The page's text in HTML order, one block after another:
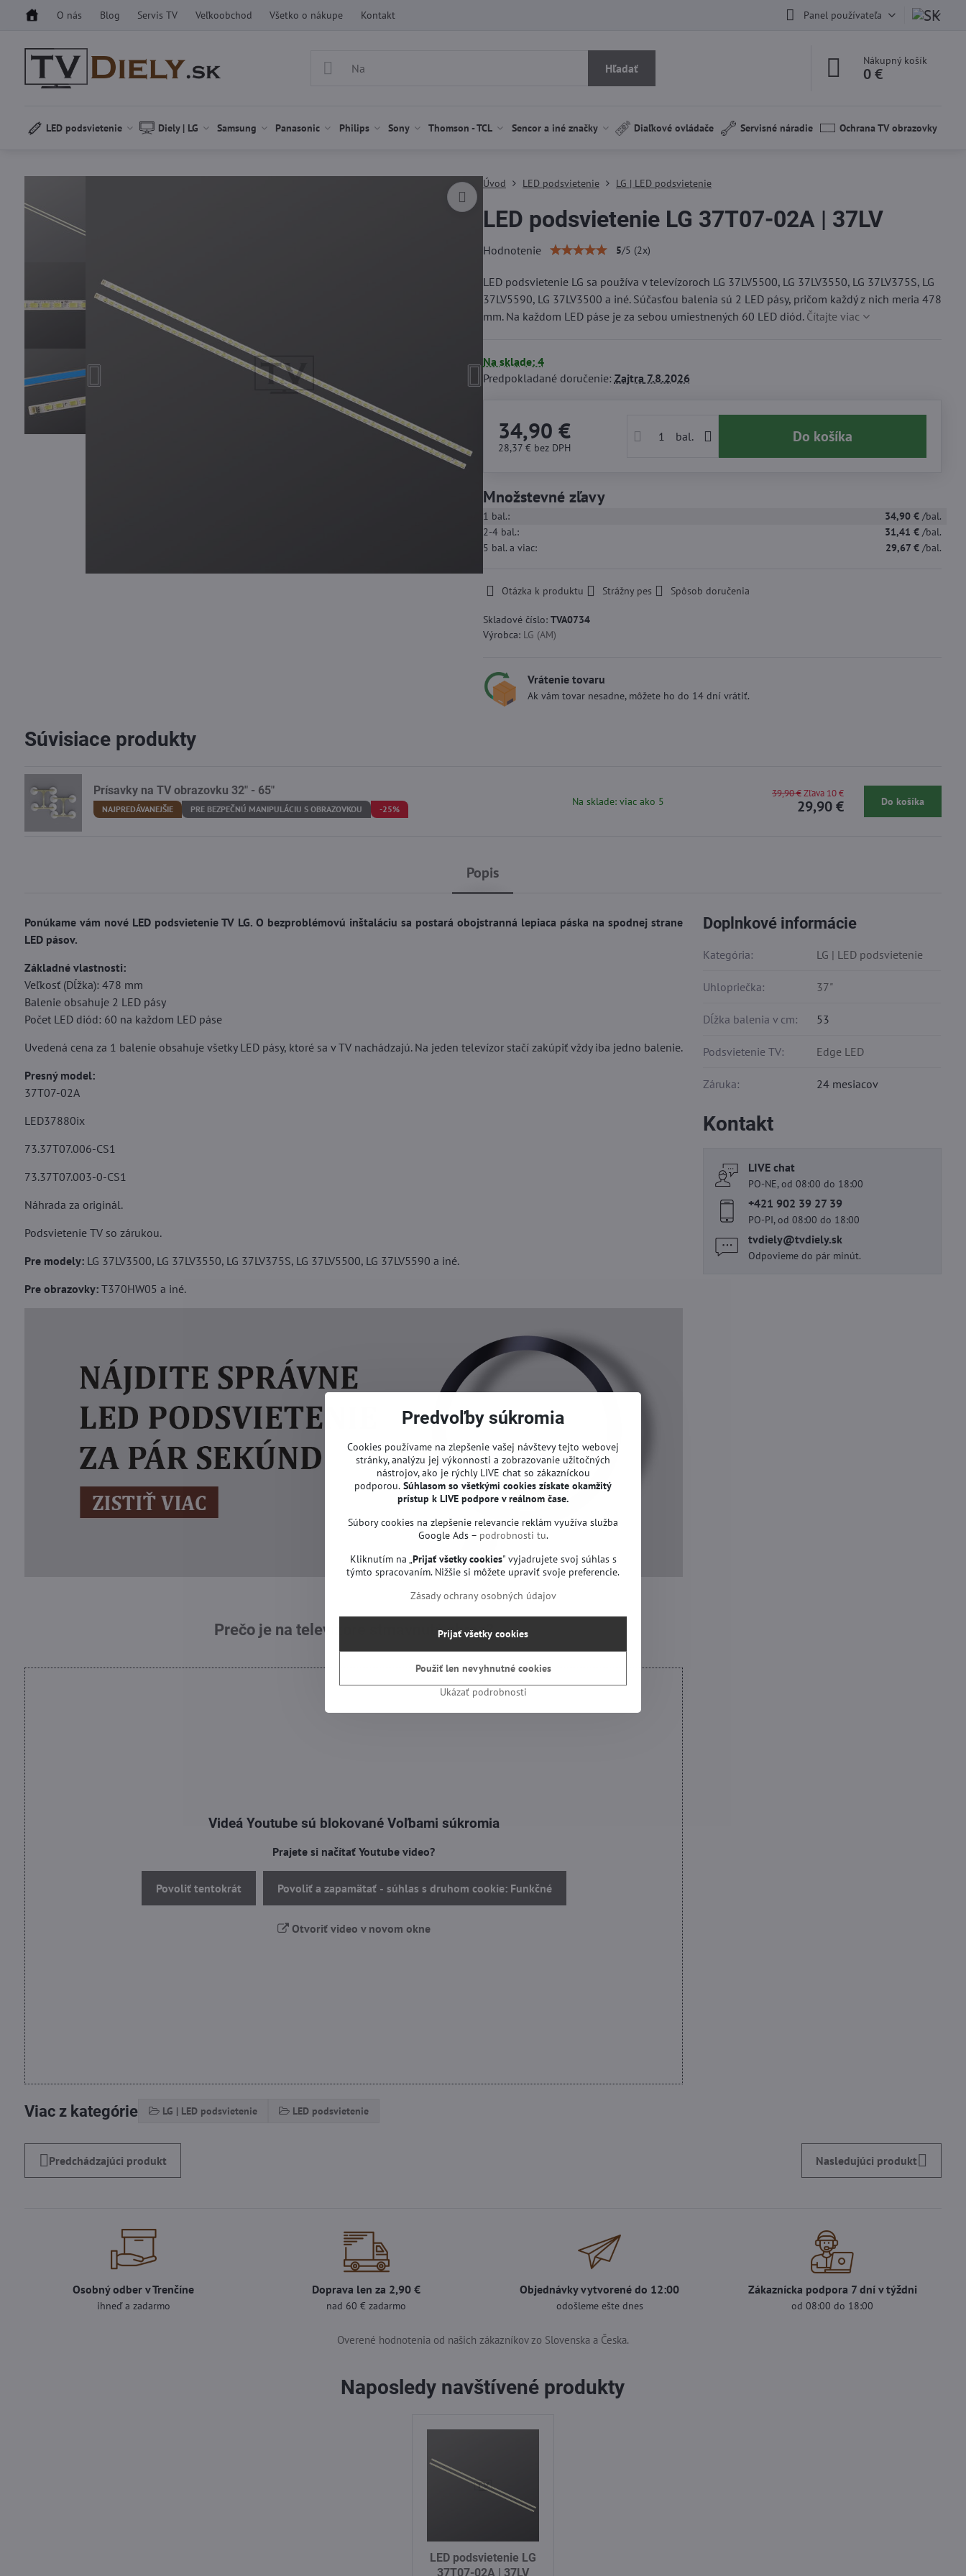
O nás Blog Servis TV Veľkoobchod Všetko o nákupe Kontakt Panel používateľa
Hľadať
Nákupný košík
0 €
LED podsvietenie Diely | LG Samsung Panasonic Philips Sony Thomson - TCL Sencor a iné značky Diaľkové ovládače Servisné náradie Ochrana TV obrazovky
Úvod LED podsvietenie LG | LED podsvietenie
LED podsvietenie LG 37T07-02A | 37LV
Hodnotenie 5/5 (2x)
LED podsvietenie LG sa používa v televízoroch LG 37LV5500, LG 37LV3550, LG 37LV375S, LG
37LV5590, LG 37LV3500 a iné. Súčasťou balenia sú 2 LED pásy, pričom každý z nich meria 478
mm. Na každom LED páse je za sebou umiestnených 60 LED diód. Čítajte viac
Na sklade: 4
Predpokladané doručenie: Zajtra 7.8.2026
34,90 €
28,37 € bez DPH
bal. Do košíka
Množstevné zľavy
1 bal.: 34,90 € /bal.
2-4bal.: 31,41 € /bal.
5 bal.a viac: 29,67 € /bal.
Otázka k produktu Strážny pes Spôsob doručenia
Skladové číslo: TVA0734
Výrobca: LG (AM)
Vrátenie tovaru
Ak vám tovar nesadne, môžete ho do 14 dní vrátiť.
Popis
Ponúkame vám nové LED podsvietenie TV LG. O bezproblémovú inštaláciu sa postará obojstranná lepiaca páska na spodnej strane
LED pásov.
Základné vlastnosti:
Veľkosť (Dĺžka): 478 mm
Balenie obsahuje 2 LED pásy
Počet LED diód: 60 na každom LED páse
Uvedená cena za 1 balenie obsahuje všetky LED pásy, ktoré sa v TV nachádzajú. Na jeden televízor stačí zakúpiť vždy iba jedno balenie.
Presný model:
37T07-02A
LED37880ix
73.37T07.006-CS1
73.37T07.003-0-CS1
Náhrada za originál.
Podsvietenie TV so zárukou.
Pre modely: LG 37LV3500, LG 37LV3550, LG 37LV375S, LG 37LV5500, LG 37LV5590 a iné.
Pre obrazovky:T370HW05 a iné.
Prečo je na televízore stmavnutý obraz?
Videá Youtube sú blokované Voľbami súkromia
Prajete si načítať Youtube video?
Povoliť tentokrát Povoliť a zapamätať - súhlas s druhom cookie: Funkčné
Otvoriť video v novom okne
Viac z kategórie LG | LED podsvietenie LED podsvietenie
Doplnkové informácie
Kategória: LG | LED podsvietenie
Uhlopriečka: 37"
Dĺžka balenia v cm: 53
Podsvietenie TV: Edge LED
Záruka: 24 mesiacov
Kontakt
LIVE chat
PO-NE, od 08:00 do 18:00
+421 902 39 27 39
PO-PI, od 08:00 do 18:00
tvdiely​@tvdiely​.sk
Odpovieme do pár minút.
Predchádzajúci produkt Nasledujúci produkt
Súvisiace produkty
Prísavky na TV obrazovku 32" - 65"
NAJPREDÁVANEJŠIE PRE BEZPEČNÚ MANIPULÁCIU S OBRAZOVKOU -25%
Na sklade: viac ako 5 29,90 €
39,90 € Zľava 10 €
Do košíka
Osobný odber v Trenčíne
ihneď a zadarmo
Doprava len za 2,90 €
nad 60 € zadarmo
Objednávky vytvorené do 12:00
odošleme ešte dnes
Zákaznícka podpora 7 dní v týždni
od 08:00 do 18:00
Overené hodnotenia od našich zákazníkov zo Slovenska a Česka.
Naposledy navštívené produkty
LED podsvietenie LG
37T07-02A | 37LV
Predvoľby súkromia
Cookies používame na zlepšenie vašej návštevy tejto webovej
stránky, analýzu jej výkonnosti a zobrazovanie užitočných
nástrojov, ako je rýchly LIVE chat so zákazníckou
podporou. Súhlasom so všetkými cookies získate okamžitý
prístup k LIVE podpore v reálnom čase.
Súbory cookies na zlepšenie relevancie reklám využíva služba
Google Ads – podrobnosti tu.
Kliknutím na „Prijať všetky cookies" vyjadrujete svoj súhlas s
týmto spracovaním. Nižšie si môžete upraviť svoje preferencie.
Zásady ochrany osobných údajov
Ukázať podrobnosti
Prijať všetky cookies
Použiť len nevyhnutné cookies